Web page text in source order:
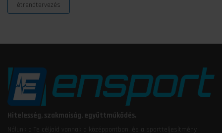
étrendtervezés
Hitelesség, szakmaiság, együttműködés.
Nálunk a Te céljaid vannak a középpontban, és a sportteljesítmény